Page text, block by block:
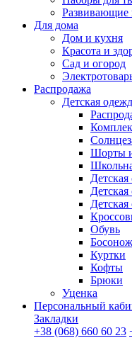
Развивающие
Для дома
Дом и кухня
Красота и
Сад и огород
Распродажа
Детская
Шорты
Обувь
Куртки
Кофты
Брюки
Уценка
Персональный
Закладки
+38 (068) 660 60 23